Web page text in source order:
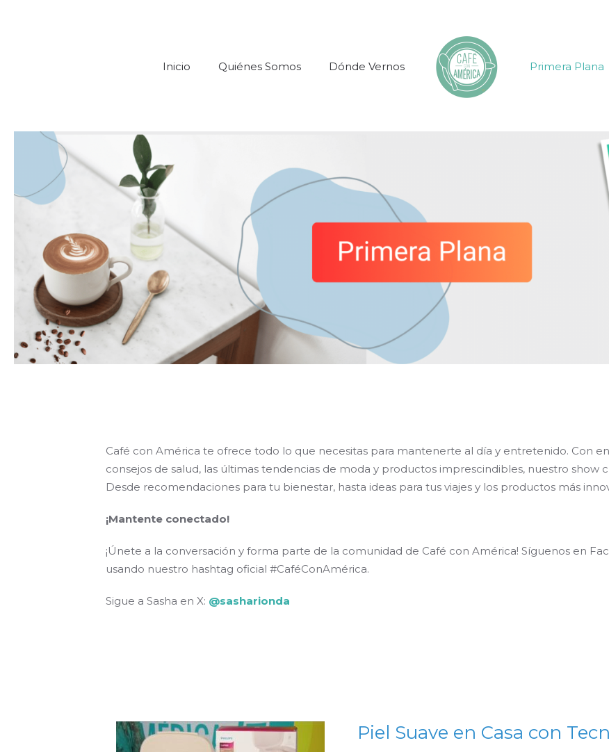
Inicio Quiénes Somos Dónde Vernos Primera Plana
Café con América te ofrece todo lo que necesitas para mantenerte al día y entretenido. Con
consejos de salud, las últimas tendencias de moda y productos imprescindibles, nuestro show
Desde recomendaciones para tu bienestar, hasta ideas para tus viajes y los productos más
¡Mantente conectado!
¡Únete a la conversación y forma parte de la comunidad de Café con América! Síguenos en
usando nuestro hashtag oficial #CaféConAmérica.
Sigue a Sasha en X: @sasharionda
Piel Suave en Casa con